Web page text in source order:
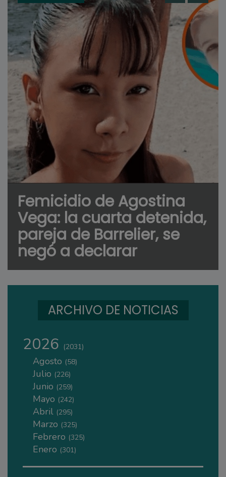
Femicidio de Agostina
Vega: la cuarta detenida,
pareja de Barrelier, se
negó a declarar
ARCHIVO DE NOTICIAS
2026 (2031)
Agosto (58)
Julio (226)
Junio (259)
Mayo (242)
Abril (295)
Marzo (325)
Febrero (325)
Enero (301)